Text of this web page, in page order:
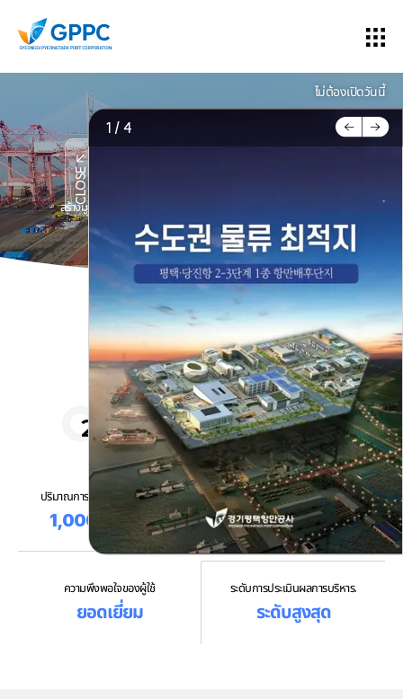
CLOSE
ไม่ต้องเปิดวันนี้
1 / 4
จากศูนย์กลางการค้าโลก
สร้างมูลค่าในอนาคตด้วยบริการท่าเรือที่ปลอดภัยและมีประสิทธิภาพค่ะ
1 2 3
2030 การจัดการเป้าหมาย
ปริมาณการไหลของคอนเทคเตอร์
1,000,000 TEU
จำนวนอุบัติเหตุด้านความปลอดภัยในการ
สันทนาการทางทะเล
0เรื่อง
ความพึงพอใจของผู้ใช้
ยอดเยี่ยม
ระดับการประเมินผลการบริหาร.
ระดับสูงสุด